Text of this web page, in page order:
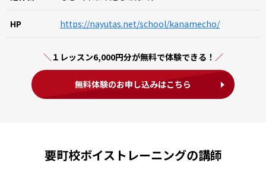
HP https://nayutas.net/school/kanamecho/
１レッスン6,000円分が無料で体験できる！
無料体験のお申し込みはこちら
要町校ボイストレーニングの講師